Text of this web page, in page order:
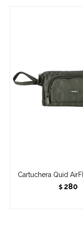
Cartuchera Quid
$ 280